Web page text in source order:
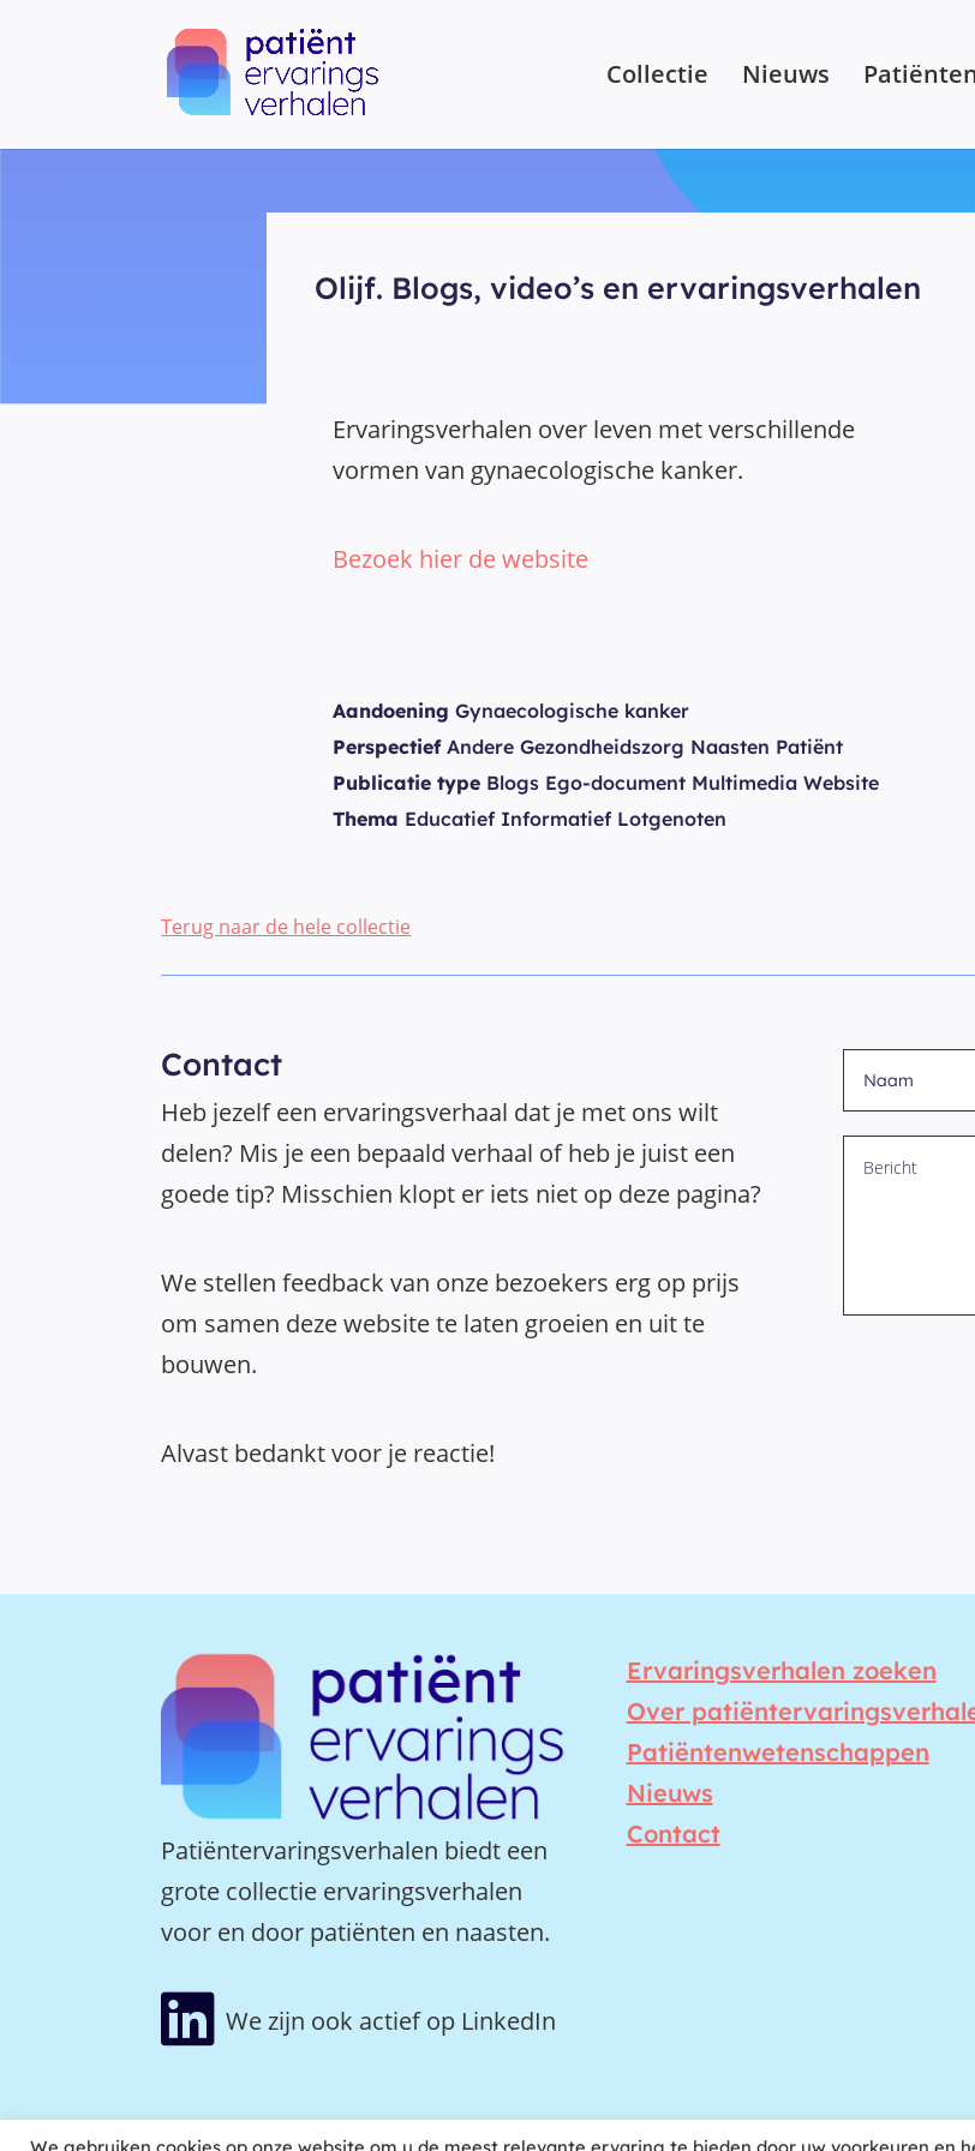
Collectie Nieuws
Olijf. Blogs, video’s en ervaringsverhalen
Ervaringsverhalen over leven met verschillende
vormen van gynaecologische kanker.
Bezoek hier de website
Aandoening Gynaecologische kanker
PerspectiefAndere Gezondheidszorg Naasten Patiënt
Publicatie type Blogs Ego-document Multimedia Website
Thema Educatief Informatief Lotgenoten
Terug naar de hele collectie
Contact
Heb jezelf een ervaringsverhaal dat je met ons wilt
delen? Mis je een bepaald verhaal of heb je juist een
goede tip? Misschien klopt er iets niet op deze pagina?
We stellen feedback van onze bezoekers erg op prijs
om samen deze website te laten groeien en uit te
bouwen.
Alvast bedankt voor je reactie!
Patiëntervaringsverhalen biedt een
grote collectie ervaringsverhalen
voor en door patiënten en naasten.
Ervaringsverhalen zoeken
Over
Patiëntenwetenschappen
Nieuws
Contact
 We zijn ook actief op LinkedIn